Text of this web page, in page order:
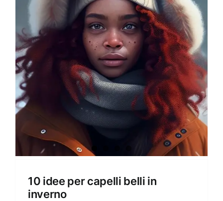
Amore e amare
Cucinare in modo sano
Verde e Sostenibilità
Articoli
Ciao sono Virginia
Contattami
10 idee per capelli belli in
inverno